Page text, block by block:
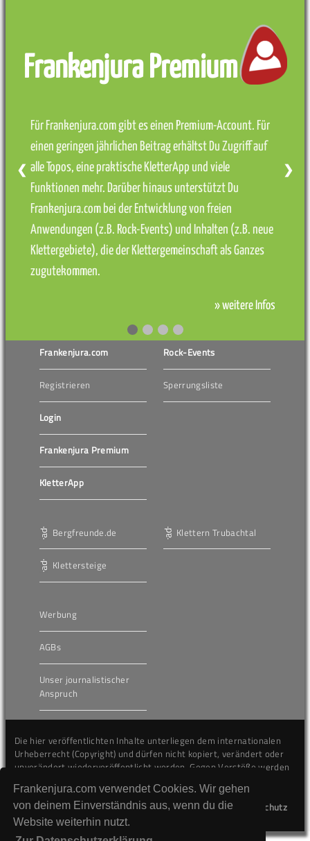
Frankenjura.com verwendet Cookies. Wir gehen
von deinem Einverständnis aus, wenn du die
Website weiterhin nutzt.
Frankenjura Premium
Für Frankenjura.com gibt es einen Premium-Account. Für
einen geringen jährlichen Beitrag erhältst Du Zugriff auf
alle Topos, eine praktische KletterApp und viele
Funktionen mehr. Darüber hinaus unterstützt Du
Frankenjura.com bei der Entwicklung von freien
Anwendungen (z.B. Rock-Events) und Inhalten (z.B. neue
Klettergebiete), die der Klettergemeinschaft als Ganzes
zugutekommen.
» weitere Infos
❮ ❯
Frankenjura.com
Registrieren
Login
Frankenjura Premium
KletterApp
Rock-Events
Sperrungsliste
Bergfreunde.de
Klettersteige
Klettern Trubachtal
Werbung
AGBs
Unser journalistischer
Anspruch
Die hier veröffentlichten Inhalte unterliegen dem internationalen
Urheberrecht (Copyright) und dürfen nicht kopiert, verändert oder
unverändert wiederveröffentlicht werden. Gegen Verstöße werden
Kontakt
Impressum Datenschutz